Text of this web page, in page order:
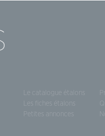
Le catalogue étalons
Les fiches étalons
Petites annonces